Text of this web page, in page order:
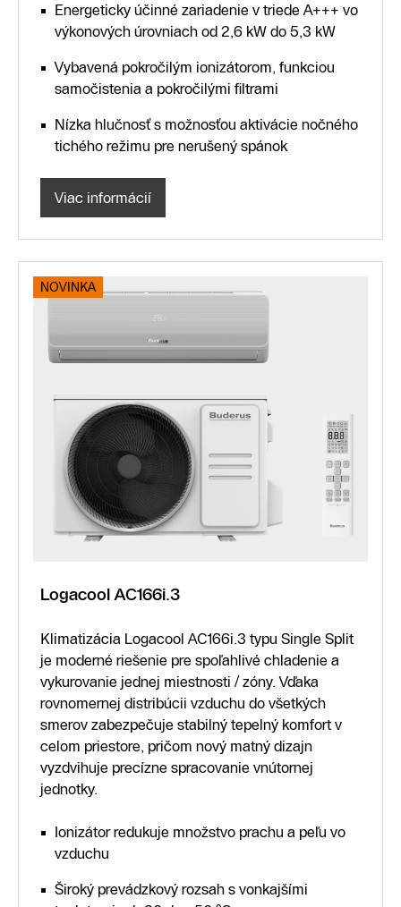
Energeticky účinné zariadenie v triede A+++ vo
výkonových úrovniach od 2,6 kW do 5,3 kW
Vybavená pokročilým ionizátorom, funkciou
samočistenia a pokročilými filtrami
Nízka hlučnosť s možnosťou aktivácie nočného
tichého režimu pre nerušený spánok
Viac informácií
NOVINKA
Logacool AC166i.3
Klimatizácia Logacool AC166i.3 typu Single Split
je moderné riešenie pre spoľahlivé chladenie a
vykurovanie jednej miestnosti / zóny. Vďaka
rovnomernej distribúcii vzduchu do všetkých
smerov zabezpečuje stabilný tepelný komfort v
celom priestore, pričom nový matný dizajn
vyzdvihuje precízne spracovanie vnútornej
jednotky.
Ionizátor redukuje množstvo prachu a peľu vo
vzduchu
Široký prevádzkový rozsah s vonkajšími